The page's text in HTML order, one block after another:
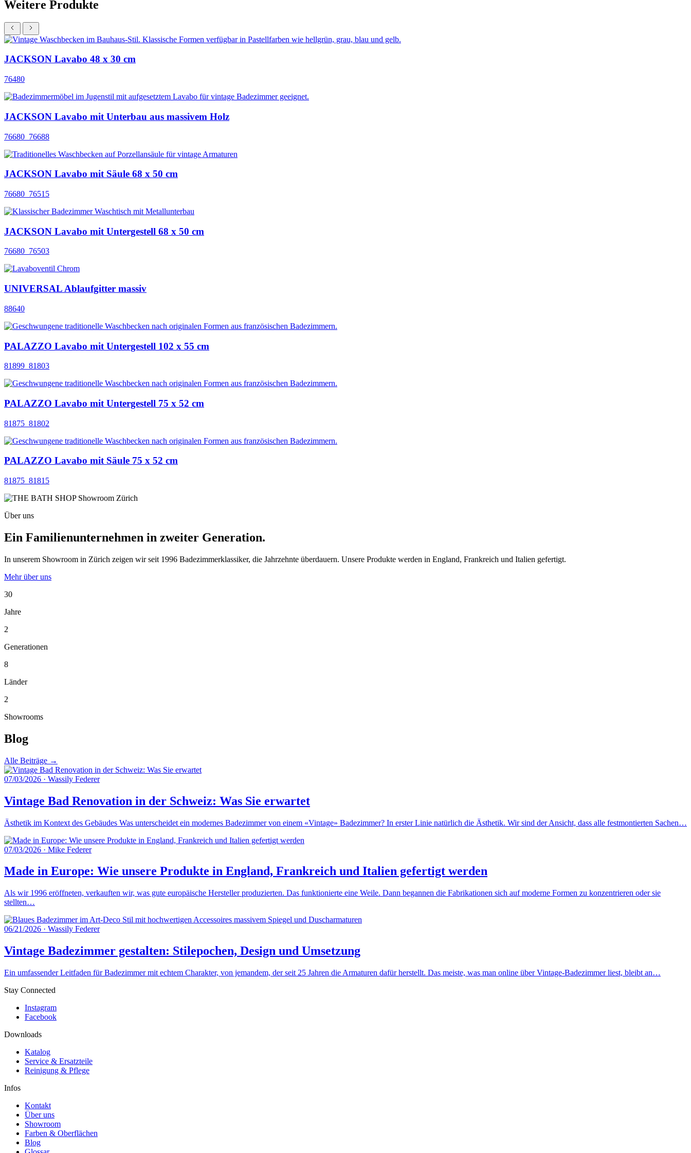
Weitere Produkte
JACKSON Lavabo 48 x 30 cm
76480
JACKSON Lavabo mit Unterbau aus massivem Holz
76680_76688
JACKSON Lavabo mit Säule 68 x 50 cm
76680_76515
JACKSON Lavabo mit Untergestell 68 x 50 cm
76680_76503
UNIVERSAL Ablaufgitter massiv
88640
PALAZZO Lavabo mit Untergestell 102 x 55 cm
81899_81803
PALAZZO Lavabo mit Untergestell 75 x 52 cm
81875_81802
PALAZZO Lavabo mit Säule 75 x 52 cm
81875_81815
Über uns
Ein Familienunternehmen in zweiter Generation.
In unserem Showroom in Zürich zeigen wir seit 1996 Badezimmerklassiker, die Jahrzehnte überdauern. Unsere Produkte werden in England, Frankreich und Italien gefertigt.
Mehr über uns
30
Jahre
2
Generationen
8
Länder
2
Showrooms
Blog
Alle Beiträge →
07/03/2026 · Wassily Federer
Vintage Bad Renovation in der Schweiz: Was Sie erwartet
Ästhetik im Kontext des Gebäudes Was unterscheidet ein modernes Badezimmer von einem «Vintage» Badezimmer? In erster Linie natürlich die Ästhetik. Wir sind der Ansicht, dass alle festmontierten Sachen…
07/03/2026 · Mike Federer
Made in Europe: Wie unsere Produkte in England, Frankreich und Italien gefertigt werden
Als wir 1996 eröffneten, verkauften wir, was gute europäische Hersteller produzierten. Das funktionierte eine Weile. Dann begannen die Fabrikationen sich auf moderne Formen zu konzentrieren oder sie
stellten…
06/21/2026 · Wassily Federer
Vintage Badezimmer gestalten: Stilepochen, Design und Umsetzung
Ein umfassender Leitfaden für Badezimmer mit echtem Charakter, von jemandem, der seit 25 Jahren die Armaturen dafür herstellt. Das meiste, was man online über Vintage-Badezimmer liest, bleibt an…
Stay Connected
Instagram
Facebook
Downloads
Katalog
Service & Ersatzteile
Reinigung & Pflege
Infos
Kontakt
Über uns
Showroom
Farben & Oberflächen
Blog